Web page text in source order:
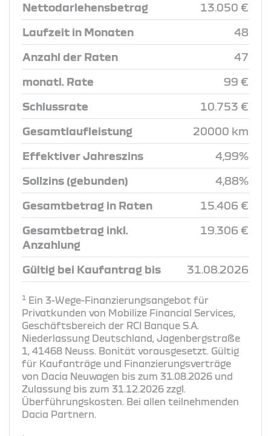
Nettodarlehensbetrag 13.050 €
Laufzeit in Monaten 48
Anzahl der Raten 47
monatl. Rate 99 €
Schlussrate 10.753 €
Gesamtlaufleistung 20000 km
Effektiver Jahreszins 4,99%
Sollzins (gebunden) 4,88%
Gesamtbetrag in Raten 15.406 €
Gesamtbetrag inkl.
Anzahlung
19.306 €
Gültig bei Kaufantrag bis 31.08.2026
1 Ein 3-Wege-Finanzierungsangebot für
Privatkunden von Mobilize Financial Services,
Geschäftsbereich der RCI Banque S.A.
Niederlassung Deutschland, Jagenbergstraße
1, 41468 Neuss. Bonität vorausgesetzt. Gültig
für Kaufanträge und Finanzierungsverträge
von Dacia Neuwagen bis zum 31.08.2026 und
Zulassung bis zum 31.12.2026 zzgl.
Überführungskosten. Bei allen teilnehmenden
Dacia Partnern.